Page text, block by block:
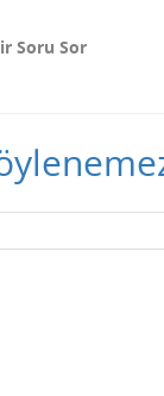
Soru Sor